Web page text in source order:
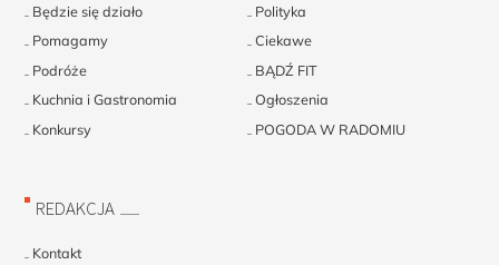
Będzie się działo
Polityka
Pomagamy
Ciekawe
Podróże
BĄDŹ FIT
Kuchnia i Gastronomia
Ogłoszenia
Konkursy
POGODA W RADOMIU
REDAKCJA
Kontakt